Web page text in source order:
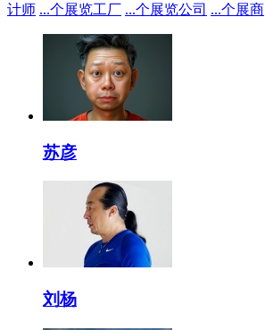
计师 ...个展览工厂 ...个展览公司 ...个展商
苏彦
刘杨